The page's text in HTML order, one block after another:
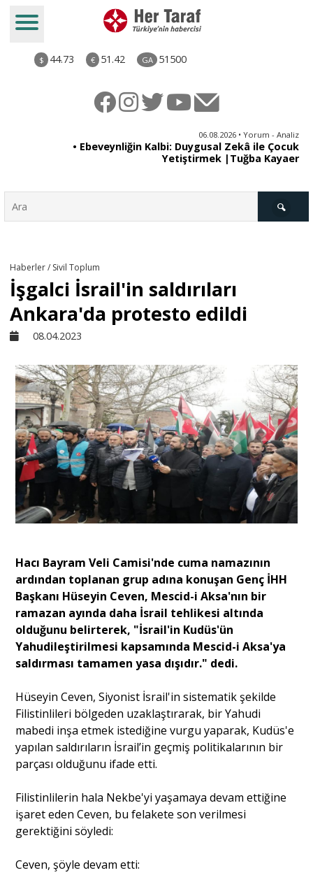
$ 44.73 € 51.42 GA 51500
06.08.2026 • Yorum - Analiz
• Ebeveynliğin Kalbi: Duygusal Zekâ ile Çocuk
Yetiştirmek |Tuğba Kayaer
Kültür - Sanat
Ekonomi
Dünya
Söyleşi
Yazı Dizisi
Portre
Yazarlar
Eğitim
Ankara Analiz
Haberler / Sivil Toplum
İşgalci İsrail'in saldırıları
Ankara'da protesto edildi
08.04.2023
Hacı Bayram Veli Camisi'nde cuma namazının
ardından toplanan grup adına konuşan Genç İHH
Başkanı Hüseyin Ceven, Mescid-i Aksa'nın bir
ramazan ayında daha İsrail tehlikesi altında
olduğunu belirterek, "İsrail'in Kudüs'ün
Yahudileştirilmesi kapsamında Mescid-i Aksa'ya
saldırması tamamen yasa dışıdır." dedi.
Hüseyin Ceven, Siyonist İsrail'in sistematik şekilde
Filistinlileri bölgeden uzaklaştırarak, bir Yahudi
mabedi inşa etmek istediğine vurgu yaparak, Kudüs'e
yapılan saldırıların İsrail’in geçmiş politikalarının bir
parçası olduğunu ifade etti.
Filistinlilerin hala Nekbe'yi yaşamaya devam ettiğine
işaret eden Ceven, bu felakete son verilmesi
gerektiğini söyledi:
Ceven, şöyle devam etti: